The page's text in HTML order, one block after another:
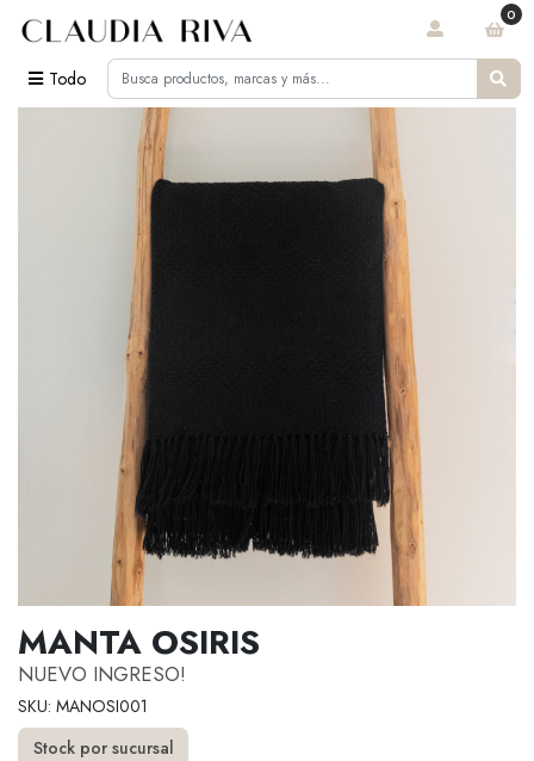
Todo
0
MANTA OSIRIS
NUEVO INGRESO!
SKU: MANOSI001
Stock por sucursal